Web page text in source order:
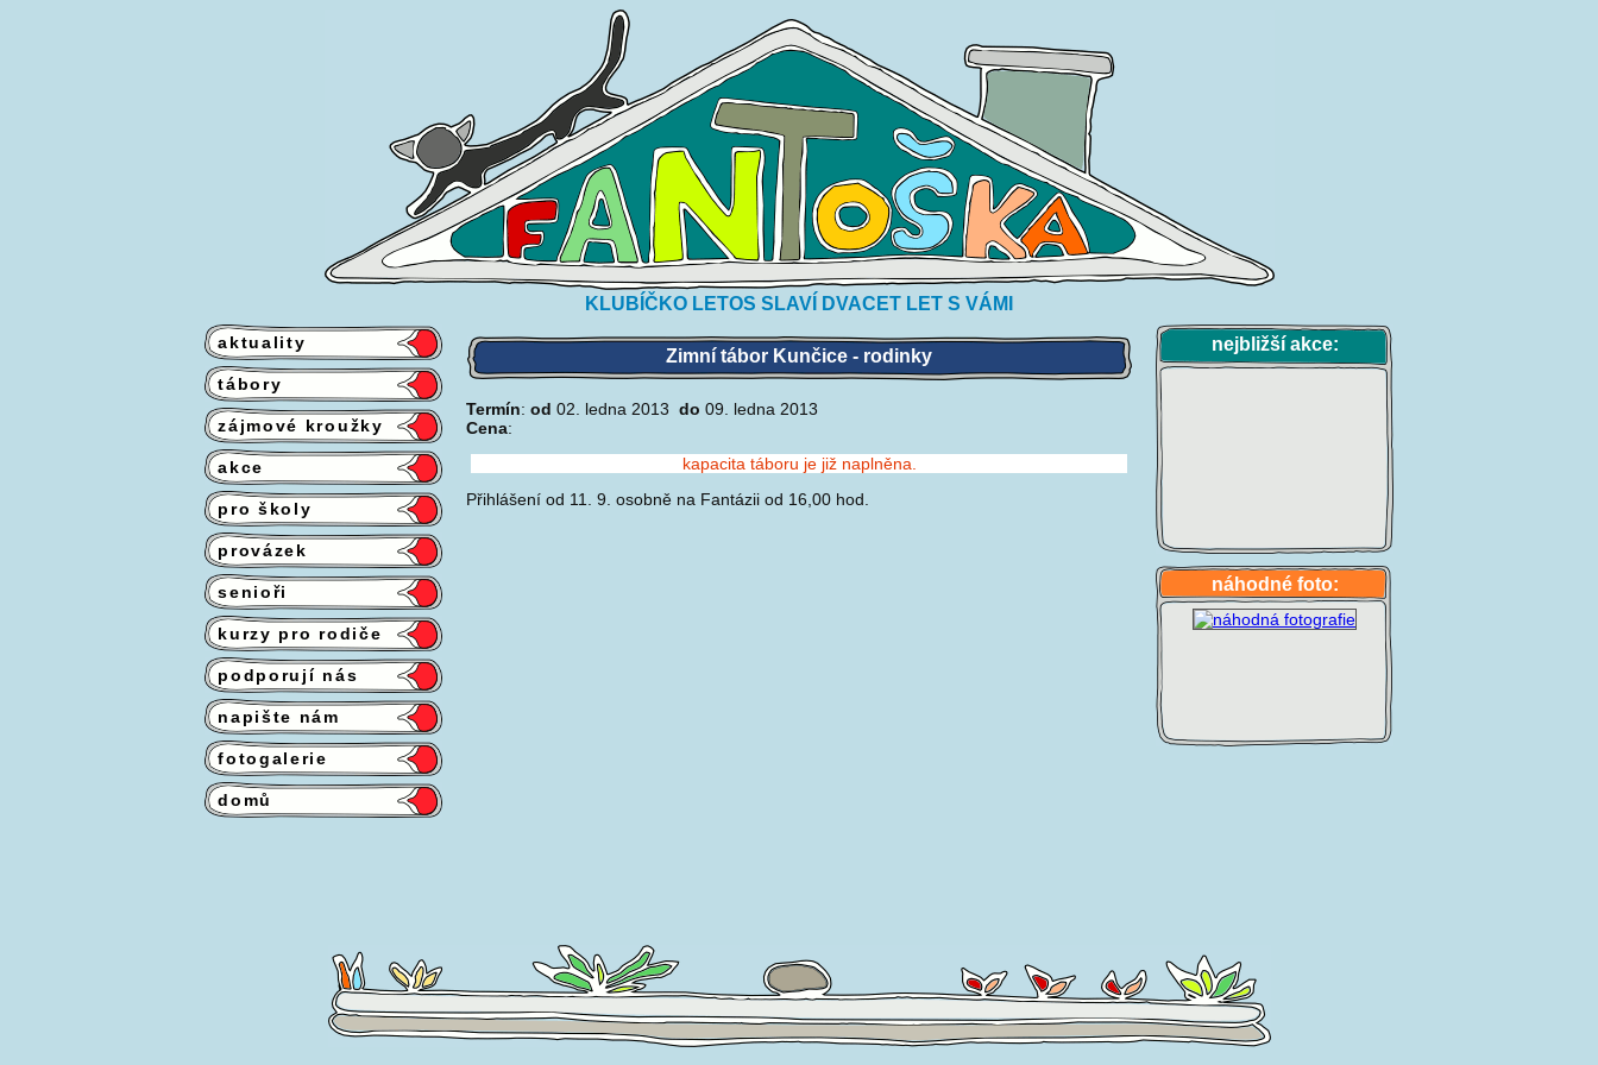
KLUBÍČKO LETOS SLAVÍ DVACET LET S VÁMI
aktuality
tábory
zájmové kroužky
akce
pro školy
provázek
senioři
kurzy pro rodiče
podporují nás
napište nám
fotogalerie
domů
nejbližší akce:
náhodné foto:
Zimní tábor Kunčice - rodinky
Termín: od 02. ledna 2013 do 09. ledna 2013
Cena:
kapacita táboru je již naplněna.
Přihlášení od 11. 9. osobně na Fantázii od 16,00 hod.